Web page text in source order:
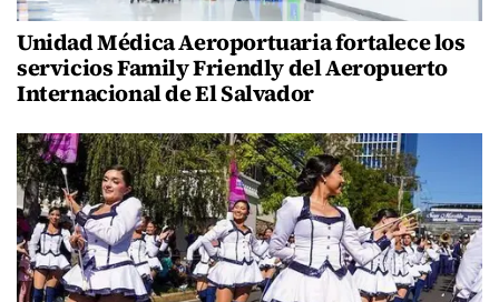
Unidad Médica Aeroportuaria fortalece los
servicios Family Friendly del Aeropuerto
Internacional de El Salvador